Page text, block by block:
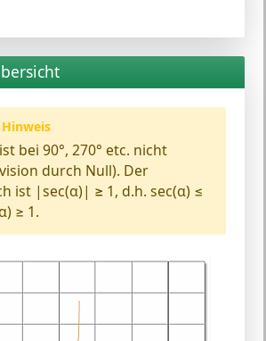
bei 90°, 270° etc. nicht
durch Null). Der
ist |sec(α)| ≥ 1, d.h. sec(α) ≤
≥ 1.